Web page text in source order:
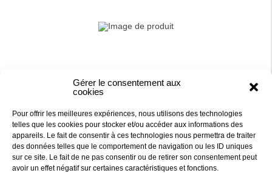
Gérer le consentement aux
cookies
Pour offrir les meilleures expériences, nous utilisons des technologies
telles que les cookies pour stocker et/ou accéder aux informations des
appareils. Le fait de consentir à ces technologies nous permettra de traiter
des données telles que le comportement de navigation ou les ID uniques
sur ce site. Le fait de ne pas consentir ou de retirer son consentement peut
avoir un effet négatif sur certaines caractéristiques et fonctions.
DAQUA